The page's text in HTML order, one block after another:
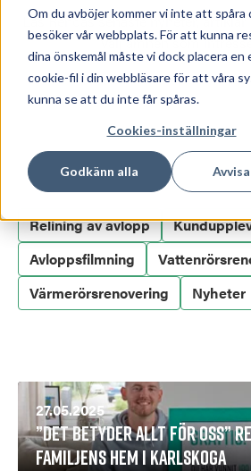
Om du avböjer kommer vi inte att spåra
besöker vår webbplats. För att kunna
dina önskemål måste vi dock placera en
cookie-fil i din webbläsare för att våra
kunna se att du inte får spåras.
Cookies-inställningar
Godkänn alla
Läs Renoas senaste nyheter,
Välj ämnen som
Relining av avlopp
Avloppsfilmning
Värmerörsrenovering
Nyheter
”Det betyder allt för oss”
familjens hem i Karlskoga
27.05.2025